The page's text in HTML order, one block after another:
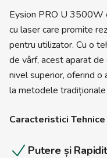
Eysion PRO U 3500W
cu laser care promite
pentru utilizator. Cu o
de vârf, acest aparat
nivel superior, oferind o
la metodele
Caracteristici
Putere și